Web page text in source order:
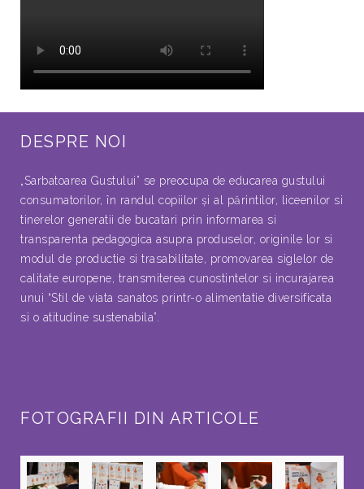
DESPRE NOI
„Sarbatoarea Gustului” se preocupa de educarea gustului
consumatorilor, în randul copiilor şi al părintilor, liceenilor si
tinerelor generatii de bucatari prin informarea si
transparenta pedagogica asupra produselor, originile lor si
modul de productie si trasabilitate, promovarea siglelor de
calitate europene, transmiterea cunostintelor si incurajarea
unui “Stil de viata sanatos printr-o alimentatie diversificata
si o atitudine sustenabila”.
FOTOGRAFII DIN ARTICOLE